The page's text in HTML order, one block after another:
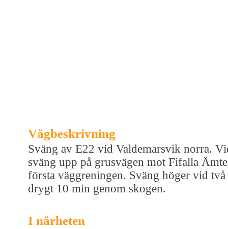
Vägbeskrivning
Sväng av E22 vid Valdemarsvik norra.
sväng upp på grusvägen mot Fifalla
första väggreningen. Sväng höger vid
drygt 10 min genom skogen.
I närheten